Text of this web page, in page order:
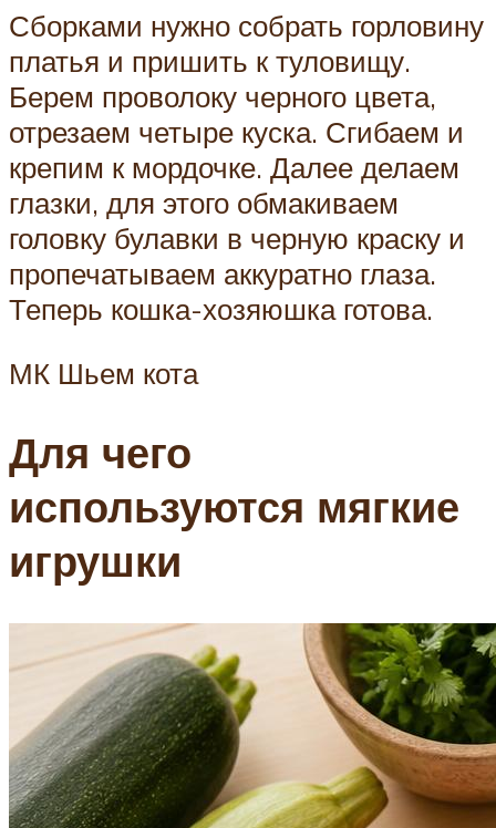
Сборками нужно собрать горловину
платья и пришить к туловищу.
Берем проволоку черного цвета,
отрезаем четыре куска. Сгибаем и
крепим к мордочке. Далее делаем
глазки, для этого обмакиваем
головку булавки в черную краску и
пропечатываем аккуратно глаза.
Теперь кошка-хозяюшка готова.
МК Шьем кота
Для чего
используются мягкие
игрушки